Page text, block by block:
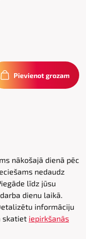
Pievienot grozam
nākošajā dienā pēc
nedaudz
līdz jūsu
dienu laikā.
informāciju
skatiet iepirkšanās